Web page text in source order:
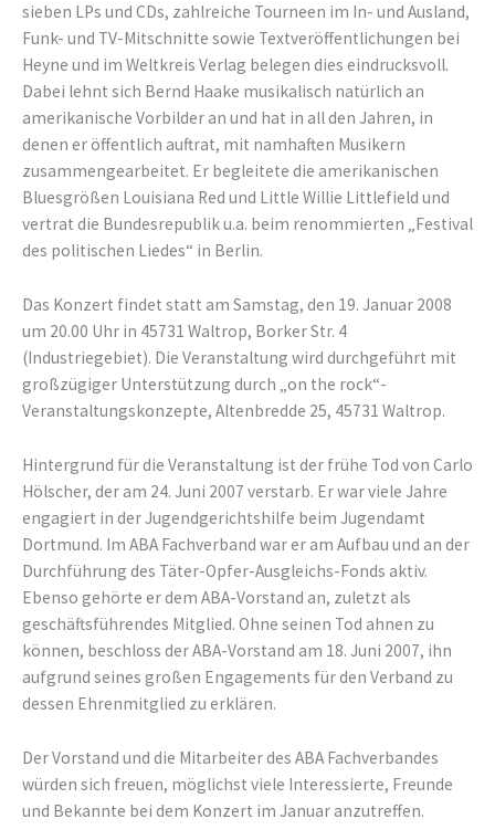
sieben LPs und CDs, zahlreiche Tourneen im In- und Ausland,
Funk- und TV-Mitschnitte sowie Textveröffentlichungen bei
Heyne und im Weltkreis Verlag belegen dies eindrucksvoll.
Dabei lehnt sich Bernd Haake musikalisch natürlich an
amerikanische Vorbilder an und hat in all den Jahren, in
denen er öffentlich auftrat, mit namhaften Musikern
zusammengearbeitet. Er begleitete die amerikanischen
Bluesgrößen Louisiana Red und Little Willie Littlefield und
vertrat die Bundesrepublik u.a. beim renommierten „Festival
des politischen Liedes“ in Berlin.
Das Konzert findet statt am Samstag, den 19. Januar 2008
um 20.00 Uhr in 45731 Waltrop, Borker Str. 4
(Industriegebiet). Die Veranstaltung wird durchgeführt mit
großzügiger Unterstützung durch „on the rock“-
Veranstaltungskonzepte, Altenbredde 25, 45731 Waltrop.
Hintergrund für die Veranstaltung ist der frühe Tod von Carlo
Hölscher, der am 24. Juni 2007 verstarb. Er war viele Jahre
engagiert in der Jugendgerichtshilfe beim Jugendamt
Dortmund. Im ABA Fachverband war er am Aufbau und an der
Durchführung des Täter-Opfer-Ausgleichs-Fonds aktiv.
Ebenso gehörte er dem ABA-Vorstand an, zuletzt als
geschäftsführendes Mitglied. Ohne seinen Tod ahnen zu
können, beschloss der ABA-Vorstand am 18. Juni 2007, ihn
aufgrund seines großen Engagements für den Verband zu
dessen Ehrenmitglied zu erklären.
Der Vorstand und die Mitarbeiter des ABA Fachverbandes
würden sich freuen, möglichst viele Interessierte, Freunde
und Bekannte bei dem Konzert im Januar anzutreffen.